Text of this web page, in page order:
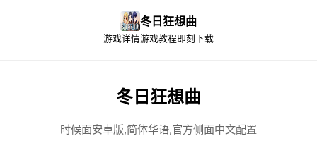
冬日狂想曲
游戏详情游戏教程 即刻下载
冬日狂想曲
时候面安卓版,简体华语,官方侧面中文配置